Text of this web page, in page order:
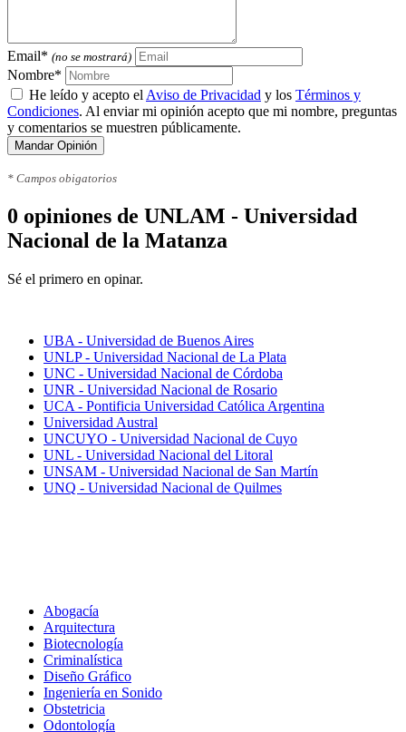
Email* (no se mostrará)
Nombre*
He leído y acepto el Aviso de Privacidad y los Términos y
Condiciones. Al enviar mi opinión acepto que mi nombre, preguntas
y comentarios se muestren públicamente.
Mandar Opinión
* Campos obigatorios
0 opiniones de UNLAM - Universidad
Nacional de la Matanza
Sé el primero en opinar.
UBA - Universidad de Buenos Aires
UNLP - Universidad Nacional de La Plata
UNC - Universidad Nacional de Córdoba
UNR - Universidad Nacional de Rosario
UCA - Pontificia Universidad Católica Argentina
Universidad Austral
UNCUYO - Universidad Nacional de Cuyo
UNL - Universidad Nacional del Litoral
UNSAM - Universidad Nacional de San Martín
UNQ - Universidad Nacional de Quilmes
Abogacía
Arquitectura
Biotecnología
Criminalística
Diseño Gráfico
Ingeniería en Sonido
Obstetricia
Odontología